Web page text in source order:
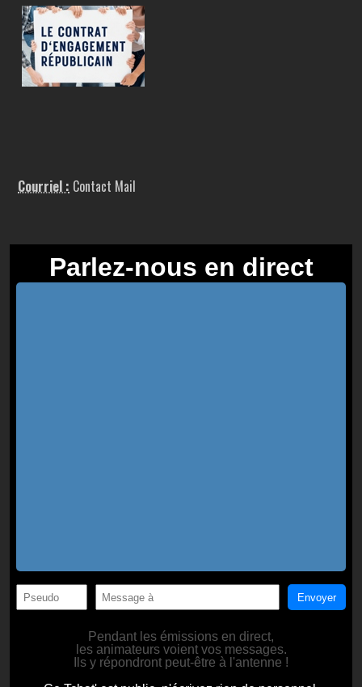
Courriel : Contact Mail